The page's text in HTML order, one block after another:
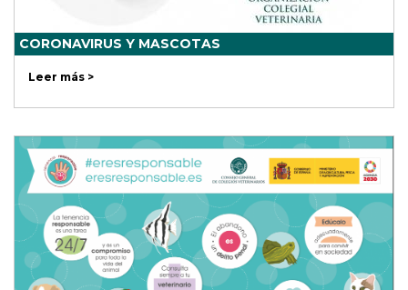
CORONAVIRUS Y MASCOTAS
Leer más >